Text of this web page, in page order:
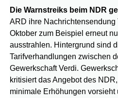
Die Warnstreiks beim NDR
ARD ihre Nachrichtensendung
Oktober zum Beispiel erneut
ausstrahlen. Hintergrund sind
Tarifverhandlungen zwischen
Gewerkschaft Verdi.
kritisiert das Angebot des
minimale Erhöhungen vorsieht